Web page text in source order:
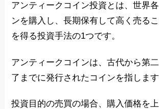
アンティークコイン投資とは、世界
ンを購入し、長期保有して高く売る
を得る投資手法の1つです。
アンティークコインは、古代から第
了までに発行されたコインを指します
投資目的の売買の場合、購入価格を